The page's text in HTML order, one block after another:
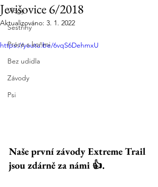
Vlogy
Sestřihy
Práce s koňmi
Bez udidla
Závody
Psi
Jevišovice 6/2018
Aktualizováno: 3. 1. 2022
https://youtu.be/6vqS6DehmxU
Naše první závody Extreme Trail
jsou zdárně za námi 👍.